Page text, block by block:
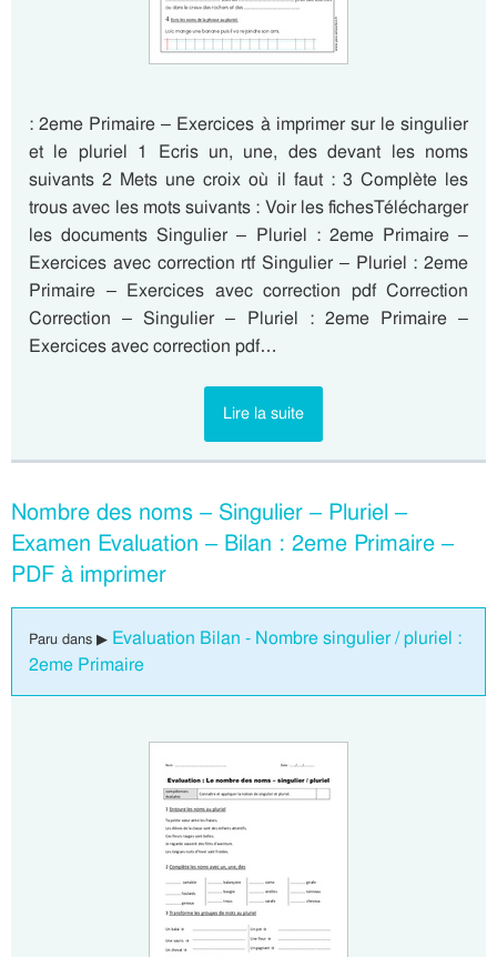
: 2eme Primaire – Exercices à imprimer sur le singulier
et le pluriel 1 Ecris un, une, des devant les noms
suivants 2 Mets une croix où il faut : 3 Complète les
trous avec les mots suivants : Voir les fichesTélécharger
les documents Singulier – Pluriel : 2eme Primaire –
Exercices avec correction rtf Singulier – Pluriel : 2eme
Primaire – Exercices avec correction pdf Correction
Correction – Singulier – Pluriel : 2eme Primaire –
Exercices avec correction pdf…
Lire la suite
Nombre des noms – Singulier – Pluriel –
Examen Evaluation – Bilan : 2eme Primaire –
PDF à imprimer
Paru dans ▶ Evaluation Bilan - Nombre singulier / pluriel :
2eme Primaire